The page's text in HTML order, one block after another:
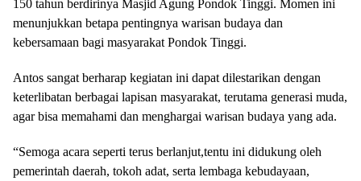
150 tahun berdirinya Masjid Agung Pondok Tinggi. Momen ini
menunjukkan betapa pentingnya warisan budaya dan
kebersamaan bagi masyarakat Pondok Tinggi.
Antos sangat berharap kegiatan ini dapat dilestarikan dengan
keterlibatan berbagai lapisan masyarakat, terutama generasi muda,
agar bisa memahami dan menghargai warisan budaya yang ada.
“Semoga acara seperti terus berlanjut,tentu ini didukung oleh
pemerintah daerah, tokoh adat, serta lembaga kebudayaan,